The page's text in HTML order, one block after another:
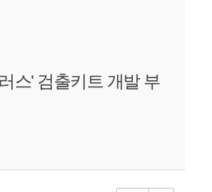
스' 검출키트 개발 부